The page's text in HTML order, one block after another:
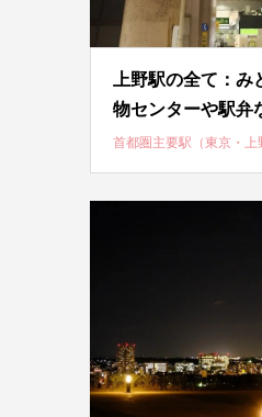
上野駅の全て：
物センターや駅弁
首都圏主要駅（東京・上